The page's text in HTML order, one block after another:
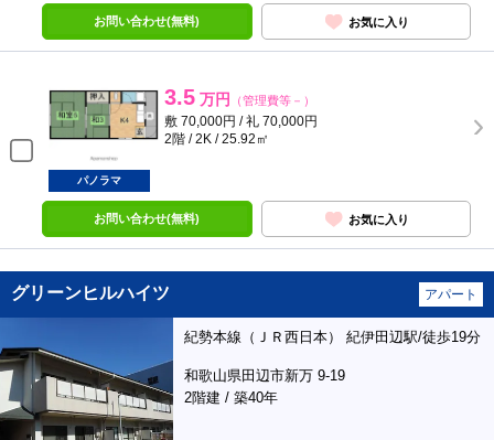
お問い合わせ(無料) お気に入り
3.5 万円 （管理費等－）
敷 70,000円 / 礼 70,000円
2階 / 2K / 25.92㎡
パノラマ
お問い合わせ(無料) お気に入り
グリーンヒルハイツ アパート
紀勢本線（ＪＲ西日本） 紀伊田辺駅/徒歩19分
和歌山県田辺市新万 9-19
2階建 / 築40年